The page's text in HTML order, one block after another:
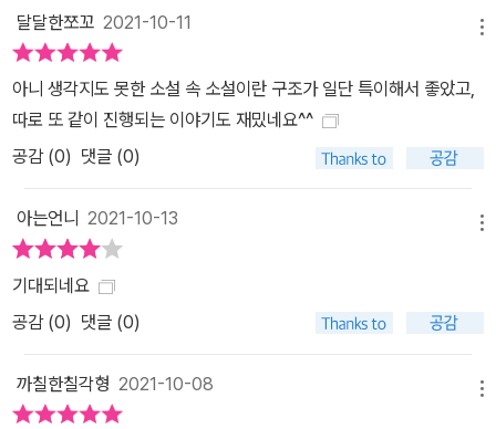
음 장을 향해 거침없이 달려간다. 그리고 종말의 그림자를 드리운 열
두 살 산샤와 화성에 혼자 남게 된 열다섯 살 M3를 지켜보며 오늘을
사는 우리를 되돌아보게 된다. ‘사람’으로서 존재하는 우리가 과연 어
떤 미래를 향해 걸어가고 있는지를. 세상은 정신없이 빠르게 변화하
상에서 겪는 기술 발전은 물론 가상 현실이라는 또 다른 차원의 세상
사이에 상상을 뛰어넘는 과학 기술의 발전 또한 이루어지고 있다. 급
격한 기후 변화와 환경 오염, 질병과 죽음으로부터 우리를 보호할 수
있는 희망을 과학 기술에서 찾기도 한다. 그와 동시에 점점 더해지는
과학 기술의 위력을 염려하는 목소리도 커진다. 빠르게 변하는 세상
에 적응하지 못하는 사람들, 소외되는 사람들도 생겨난다. 전쟁과 테
러가 사람들의 목숨을 위협하는 한편, 코로나바이러스와 같은 예상치
못한 복병이 등장해 모두의 삶을 뒤흔들기도 한다. 내일을 향해 무작
달달한쪼꼬 2021-10-11
아니 생각지도 못한 소설 속 소설이란 구조가 일단 특이해서 좋았고,
따로 또 같이 진행되는 이야기도 재밌네요^^
공감 (0) 댓글 (0)
아는언니 2021-10-13
기대되네요
공감 (0) 댓글 (0)
까칠한칠각형 2021-10-08